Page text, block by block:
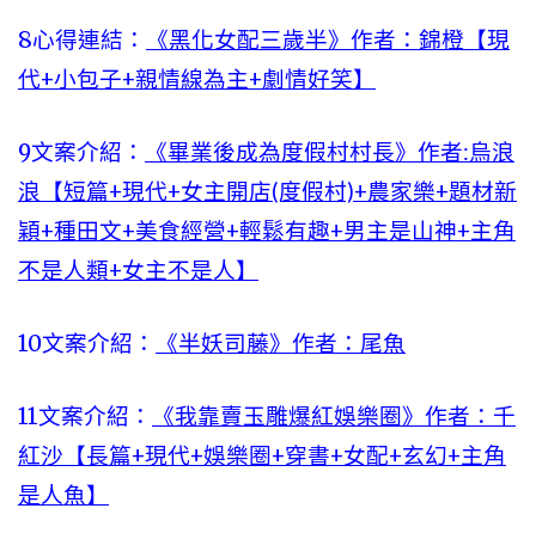
8心得連結：
《黑化女配三歲半》作者：錦橙【現
代+小包子+親情線為主+劇情好笑】
9文案介紹：
《畢業後成為度假村村長》作者:烏浪
浪【短篇+現代+女主開店(度假村)+農家樂+題材新
穎+種田文+美食經營+輕鬆有趣+男主是山神+主角
不是人類+女主不是人】
10文案介紹： 《半妖司藤》作者：尾魚
11文案介紹：
《我靠賣玉雕爆紅娛樂圈》作者：千
紅沙【長篇+現代+娛樂圈+穿書+女配+玄幻+主角
是人魚】